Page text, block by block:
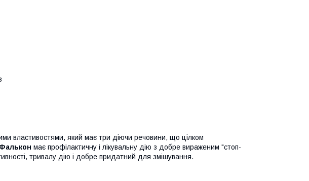
властивостями, який має три діючи речовини, що цілком
Фалькон має профілактичну і лікувальну дію з добре вираженим "стоп-
тривалу дію і добре придатний для змішування.